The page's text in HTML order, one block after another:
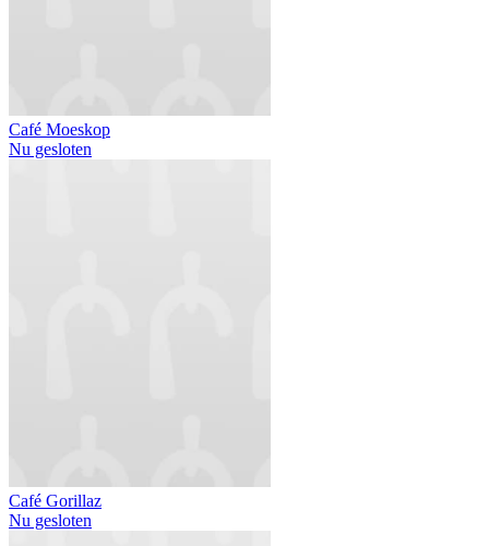
Café Moeskop
Nu gesloten
Café Gorillaz
Nu gesloten